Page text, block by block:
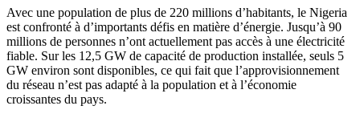
Avec une population de plus de 220 millions d’habitants, le Nigeria
est confronté à d’importants défis en matière d’énergie. Jusqu’à 90
millions de personnes n’ont actuellement pas accès à une électricité
fiable. Sur les 12,5 GW de capacité de production installée, seuls 5
GW environ sont disponibles, ce qui fait que l’approvisionnement
du réseau n’est pas adapté à la population et à l’économie
croissantes du pays.